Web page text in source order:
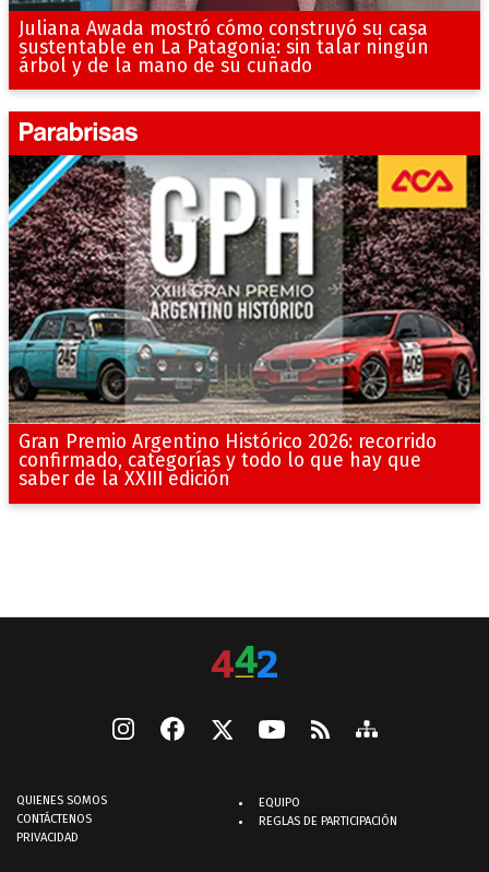
Juliana Awada mostró cómo construyó su casa
sustentable en La Patagonia: sin talar ningún
árbol y de la mano de su cuñado
Gran Premio Argentino Histórico 2026: recorrido
confirmado, categorías y todo lo que hay que
saber de la XXIII edición
QUIENES SOMOS
CONTÁCTENOS
PRIVACIDAD
EQUIPO
REGLAS DE PARTICIPACIÓN